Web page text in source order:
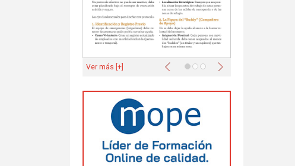
Anterior Siguiente
Ver más [+]